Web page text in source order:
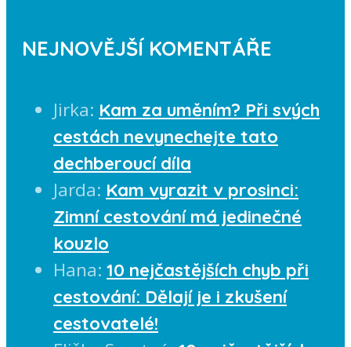
NEJNOVĚJŠÍ KOMENTÁŘE
Jirka: Kam za uměním? Při svých
cestách nevynechejte tato
dechberoucí díla
Jarda: Kam vyrazit v prosinci:
Zimní cestování má jedinečné
kouzlo
Hana: 10 nejčastějších chyb při
cestování: Dělají je i zkušení
cestovatelé!